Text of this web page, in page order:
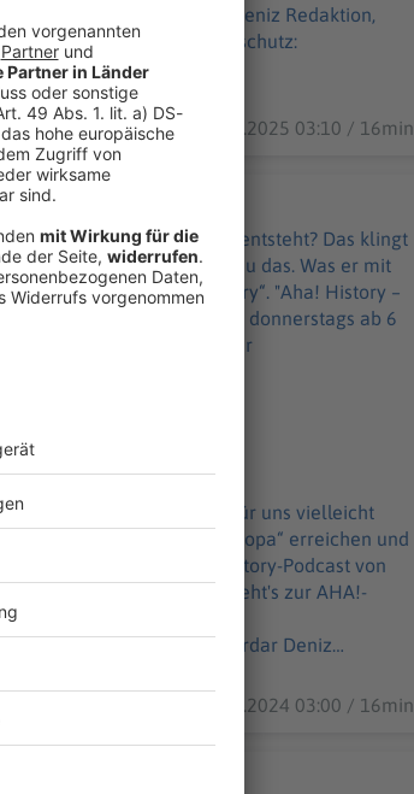
02.01.2025 03:10 / 16min
wollte
neuer Riesenkontinent entsteht? Das klingt
deutscher Architekt genau das. Was er mit
„Aha! History“. "Aha! History –
WELT. Immer montags und donnerstags ab 6
minuten-alltags-
Datenschutz:
WELT-DIGITAL.html
entsteht? Das klingt für uns vielleicht
er mit dem Projekt „Atlantropa“ erreichen und
Serdar Deniz
30.12.2024 03:00 / 16min